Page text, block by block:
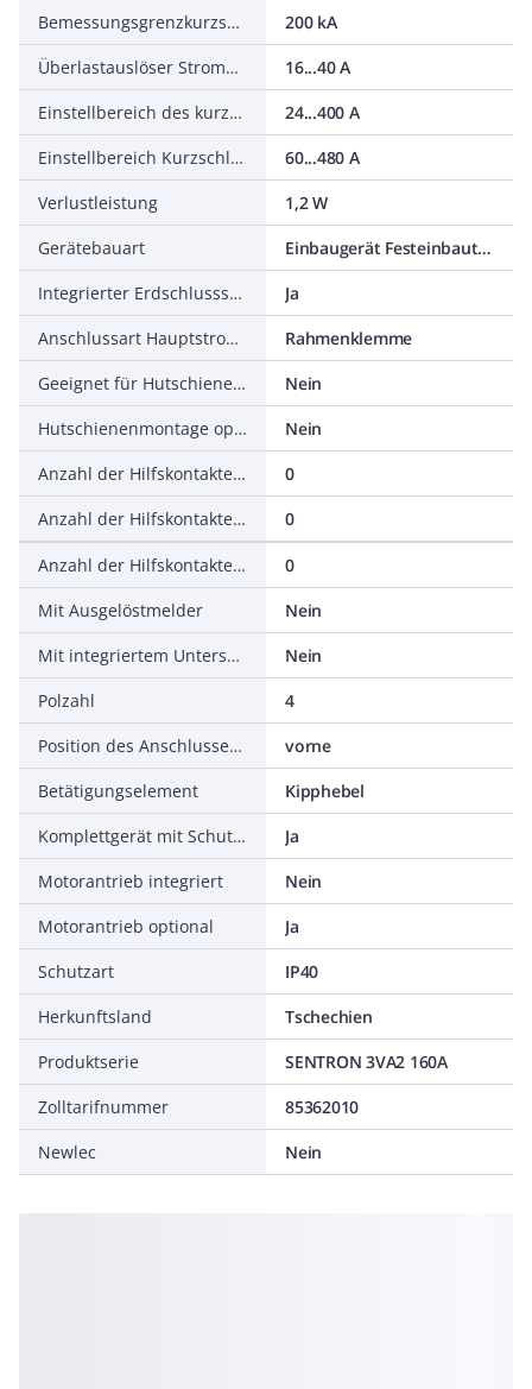
Bemessungsgrenzkurzschlussausschaltstrom Icu bei 400 V, 50 Hz
200 kA
Überlastauslöser Stromeinstellung
16...40 A
Einstellbereich des kurzzeitverzögerten Kurzschlussauslösers
24...400 A
Einstellbereich Kurzschlussauslöser
60...480 A
Verlustleistung
1,2 W
Gerätebauart
Einbaugerät Festeinbautechnik
Integrierter Erdschlussschutz
Ja
Anschlussart Hauptstromkreis
Rahmenklemme
Geeignet für Hutschienenmontage
Nein
Hutschienenmontage optional
Nein
Anzahl der Hilfskontakte als Öffner
0
Anzahl der Hilfskontakte als Schließer
0
Anzahl der Hilfskontakte als Wechsler
0
Mit Ausgelöstmelder
Nein
Mit integriertem Unterspannungsauslöser
Nein
Polzahl
4
Position des Anschlusses für Hauptstromkreis
vorne
Betätigungselement
Kipphebel
Komplettgerät mit Schutzeinheit
Ja
Motorantrieb integriert
Nein
Motorantrieb optional
Ja
Schutzart
IP40
Herkunftsland
Tschechien
Produktserie
SENTRON 3VA2 160A
Zolltarifnummer
85362010
Newlec
Nein